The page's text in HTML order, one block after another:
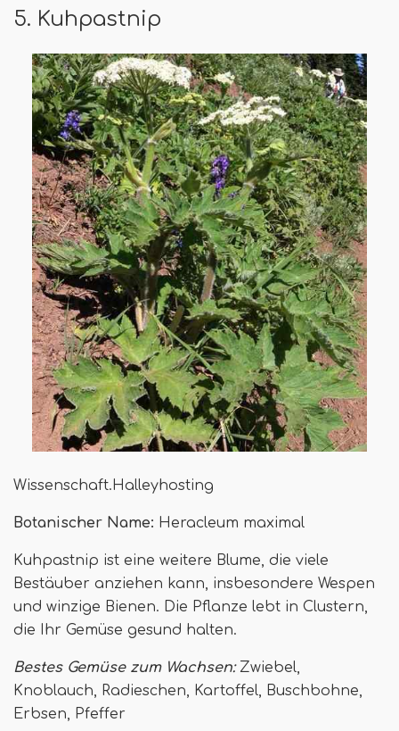
5. Kuhpastnip
Wissenschaft.Halleyhosting
Botanischer Name: Heracleum maximal
Kuhpastnip ist eine weitere Blume, die viele
Bestäuber anziehen kann, insbesondere Wespen
und winzige Bienen. Die Pflanze lebt in Clustern,
die Ihr Gemüse gesund halten.
Bestes Gemüse zum Wachsen:Zwiebel,
Knoblauch, Radieschen, Kartoffel, Buschbohne,
Erbsen, Pfeffer